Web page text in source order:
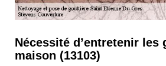
Nécessité d’entretenir les
maison (13103)